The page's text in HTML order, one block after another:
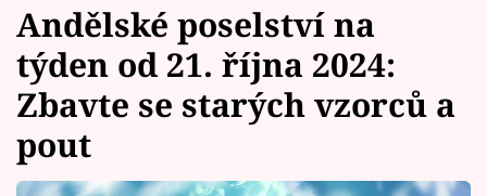
Témata
Celebrity
Vztahy
Andělské poselství na
týden od 21. října 2024:
Zbavte se starých vzorců a
pout